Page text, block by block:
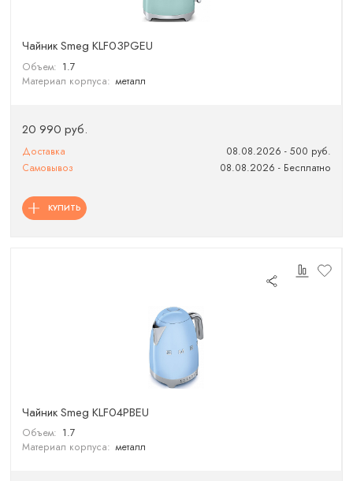
Чайник Smeg KLF03PGEU
Объем: 1.7
Материал корпуса: металл
20 990 руб.
Доставка
08.08.2026 - 500 руб.
Самовывоз
08.08.2026 - Бесплатно
КУПИТЬ
Чайник Smeg KLF04PBEU
Объем: 1.7
Материал корпуса: металл